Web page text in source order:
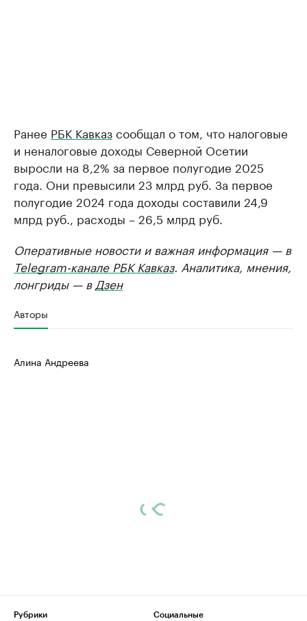
Ранее РБК Кавказсообщал о том, что налоговые
и неналоговые доходы Северной Осетии
выросли на 8,2% за первое полугодие 2025
года. Они превысили 23 млрд руб. За первое
полугодие 2024 года доходы составили 24,9
млрд руб., расходы – 26,5 млрд руб.
Оперативные новости и важная информация — в
Telegram-канале РБК Кавказ. Аналитика, мнения,
лонгриды — в Дзен
Авторы
Алина Андреева
Рубрики
Социальные